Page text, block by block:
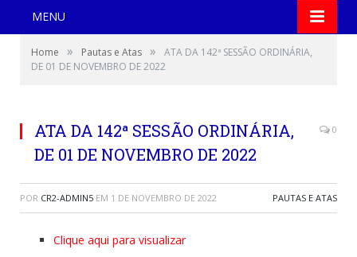
MENU
Home » Pautas e Atas »
ATA DA 142ª SESSÃO ORDINÁRIA,
DE 01 DE NOVEMBRO DE 2022
ATA DA 142ª SESSÃO ORDINÁRIA,
DE 01 DE NOVEMBRO DE 2022
0
POR CR2-ADMIN5 EM 1 DE NOVEMBRO DE 2022 PAUTAS E ATAS
Clique aqui para visualizar